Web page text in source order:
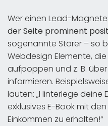
Wer einen Lead-
der Seite prominent
sogenannte Störer – so
Webdesign Elemente,
aufpoppen und z. B.
informieren.
lauten: „Hinterlege deine
exklusives E-Book mit
Einkommen zu erhalten!“